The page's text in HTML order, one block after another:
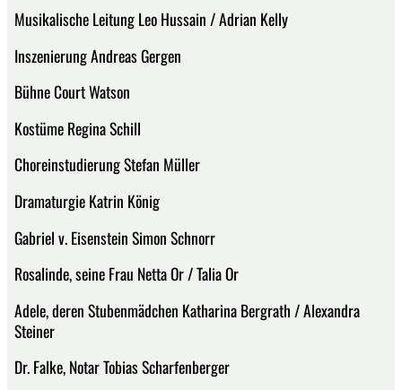
Musikalische Leitung Leo Hussain / Adrian Kelly
Inszenierung Andreas Gergen
Bühne Court Watson
Kostüme Regina Schill
Choreinstudierung Stefan Müller
Dramaturgie Katrin König
Gabriel v. Eisenstein Simon Schnorr
Rosalinde, seine Frau Netta Or / Talia Or
Adele, deren Stubenmädchen Katharina Bergrath / Alexandra
Steiner
Dr. Falke, Notar Tobias Scharfenberger